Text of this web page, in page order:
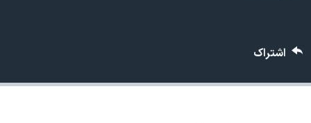
چهل سال گروگان‌گیری
اشتراک